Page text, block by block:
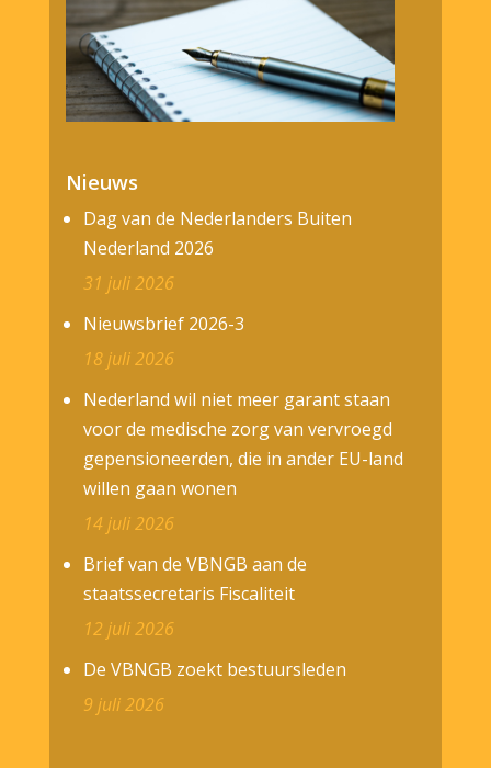
Nieuws
Dag van de Nederlanders Buiten
Nederland 2026
31 juli 2026
Nieuwsbrief 2026-3
18 juli 2026
Nederland wil niet meer garant staan
voor de medische zorg van vervroegd
gepensioneerden, die in ander EU-land
willen gaan wonen
14 juli 2026
Brief van de VBNGB aan de
staatssecretaris Fiscaliteit
12 juli 2026
De VBNGB zoekt bestuursleden
9 juli 2026